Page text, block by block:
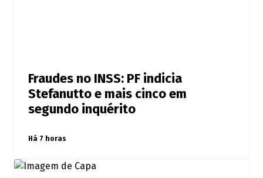
Fraudes no INSS: PF indicia
Stefanutto e mais cinco em
segundo inquérito
Há 7 horas